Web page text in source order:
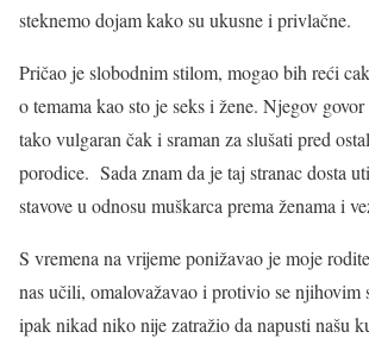
steknemo dojam kako su ukusne i privlačne.
Pričao je slobodnim stilom, mogao bih reći
o temama kao sto je seks i žene. Njegov
tako vulgaran čak i sraman za slušati pred
porodice. Sada znam da je taj stranac dosta
stavove u odnosu muškarca prema ženama i
S vremena na vrijeme ponižavao je moje
nas učili, omalovažavao i protivio se njihovim
ipak nikad niko nije zatražio da napusti našu